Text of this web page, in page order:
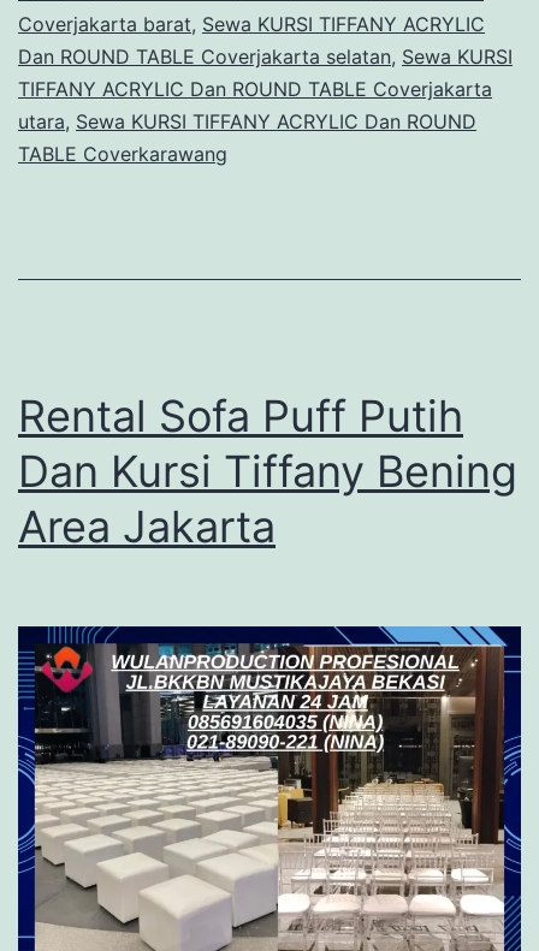
Coverjakarta barat, Sewa KURSI TIFFANY ACRYLIC
Dan ROUND TABLE Coverjakarta selatan, Sewa KURSI
TIFFANY ACRYLIC Dan ROUND TABLE Coverjakarta
utara, Sewa KURSI TIFFANY ACRYLIC Dan ROUND
TABLE Coverkarawang
Rental Sofa Puff Putih
Dan Kursi Tiffany Bening
Area Jakarta